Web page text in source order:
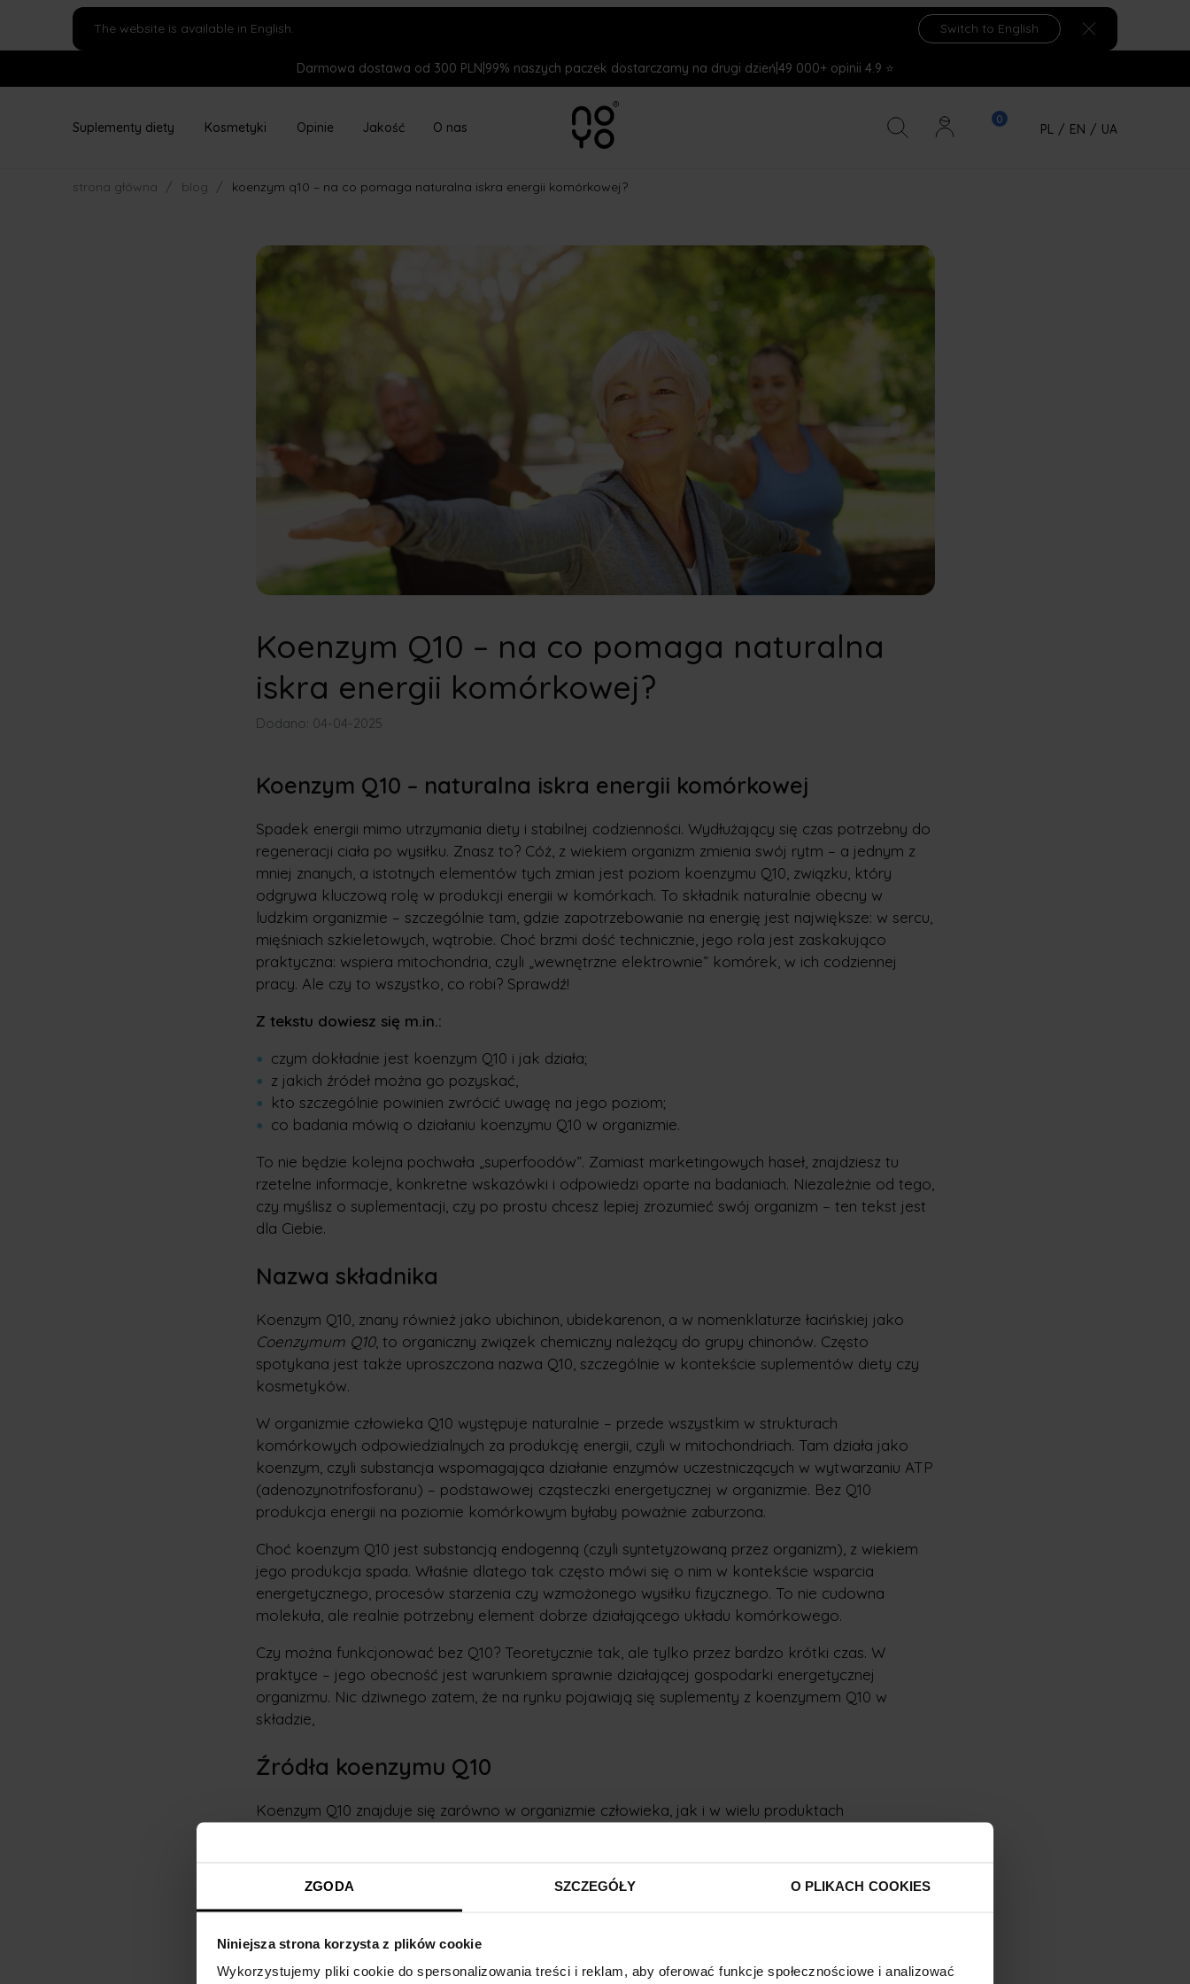
ZGODA SZCZEGÓŁY O PLIKACH COOKIES
Niniejsza strona korzysta z plików cookie
Wykorzystujemy pliki cookie do spersonalizowania treści i reklam, aby oferować funkcje społecznościowe i analizować
The website is available in English. Switch to English
Darmowa dostawa od 300 PLN 99% naszych paczek dostarczamy na drugi dzień 49 000+ opinii 4.9 ⭐
Suplementy diety Kosmetyki Opinie Jakość O nas PL / EN / UA
strona główna / blog / koenzym q10 – na co pomaga naturalna iskra energii komórkowej?
Koenzym Q10 – na co pomaga naturalna
iskra energii komórkowej?
Dodano: 04-04-2025
Koenzym Q10 – naturalna iskra energii komórkowej
Spadek energii mimo utrzymania diety i stabilnej codzienności. Wydłużający się czas potrzebny do
regeneracji ciała po wysiłku. Znasz to? Cóż, z wiekiem organizm zmienia swój rytm – a jednym z
mniej znanych, a istotnych elementów tych zmian jest poziom koenzymu Q10, związku, który
odgrywa kluczową rolę w produkcji energii w komórkach. To składnik naturalnie obecny w
ludzkim organizmie – szczególnie tam, gdzie zapotrzebowanie na energię jest największe: w sercu,
mięśniach szkieletowych, wątrobie. Choć brzmi dość technicznie, jego rola jest zaskakująco
praktyczna: wspiera mitochondria, czyli „wewnętrzne elektrownie” komórek, w ich codziennej
pracy. Ale czy to wszystko, co robi? Sprawdź!
Z tekstu dowiesz się m.in.:
czym dokładnie jest koenzym Q10 i jak działa;
z jakich źródeł można go pozyskać,
kto szczególnie powinien zwrócić uwagę na jego poziom;
co badania mówią o działaniu koenzymu Q10 w organizmie.
To nie będzie kolejna pochwała „superfoodów”. Zamiast marketingowych haseł, znajdziesz tu
rzetelne informacje, konkretne wskazówki i odpowiedzi oparte na badaniach. Niezależnie od tego,
czy myślisz o suplementacji, czy po prostu chcesz lepiej zrozumieć swój organizm – ten tekst jest
dla Ciebie.
Nazwa składnika
Koenzym Q10, znany również jako ubichinon, ubidekarenon, a w nomenklaturze łacińskiej jako
Coenzymum Q10, to organiczny związek chemiczny należący do grupy chinonów. Często
spotykana jest także uproszczona nazwa Q10, szczególnie w kontekście suplementów diety czy
kosmetyków.
W organizmie człowieka Q10 występuje naturalnie – przede wszystkim w strukturach
komórkowych odpowiedzialnych za produkcję energii, czyli w mitochondriach. Tam działa jako
koenzym, czyli substancja wspomagająca działanie enzymów uczestniczących w wytwarzaniu ATP
(adenozynotrifosforanu) – podstawowej cząsteczki energetycznej w organizmie. Bez Q10
produkcja energii na poziomie komórkowym byłaby poważnie zaburzona.
Choć koenzym Q10 jest substancją endogenną (czyli syntetyzowaną przez organizm), z wiekiem
jego produkcja spada. Właśnie dlatego tak często mówi się o nim w kontekście wsparcia
energetycznego, procesów starzenia czy wzmożonego wysiłku fizycznego. To nie cudowna
molekuła, ale realnie potrzebny element dobrze działającego układu komórkowego.
Czy można funkcjonować bez Q10? Teoretycznie tak, ale tylko przez bardzo krótki czas. W
praktyce – jego obecność jest warunkiem sprawnie działającej gospodarki energetycznej
organizmu. Nic dziwnego zatem, że na rynku pojawiają się suplementy z koenzymem Q10 w
składzie,
Źródła koenzymu Q10
Koenzym Q10 znajduje się zarówno w organizmie człowieka, jak i w wielu produktach
Jednak wraz z wiekiem, przewlekłym stresem oksydacyjnym lub w wyniku niektórych czynników
Naturalne źródła koenzymu Q10 w diecie obejmują przede wszystkim produkty pochodzenia